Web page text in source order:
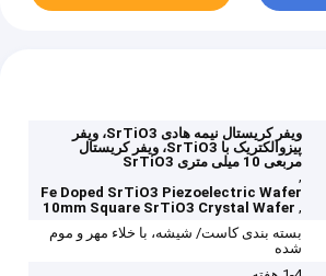
ویفر کریستال نیمه هادی SrTiO3، ویفر
پیزوالکتریک با SrTiO3، ویفر کریستال
مربعی 10 میلی متری SrTiO3
,
Fe Doped SrTiO3 Piezoelectric Wafer
,
10mm Square SrTiO3 Crystal Wafer
بسته بندی کاست/ شیشه، با خلاء مهر و موم
شده